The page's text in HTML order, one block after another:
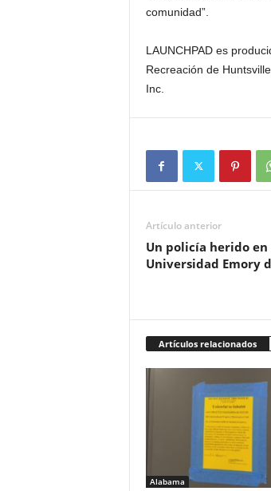
comunidad”.
LAUNCHPAD es
Recreación de
Inc.
Artículo anterior
Un policía herido
Universidad Emory
Artículos relacionados
Alabama